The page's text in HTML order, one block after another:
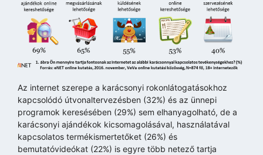
Az internet szerepe a karácsonyi rokonlátogatásokhoz
kapcsolódó útvonaltervezésben (32%) és az ünnepi
programok keresésében (29%) sem elhanyagolható, de a
karácsonyi ajándékok kicsomagolásával, használatával
kapcsolatos termékismertetőket (26%) és
bemutatóvideókat (22%) is egyre több netező tartja